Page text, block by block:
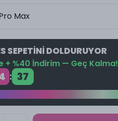
SEPETİNİ DOLDURUYOR
+ %40 İndirim — Geç Kalma!
: 37